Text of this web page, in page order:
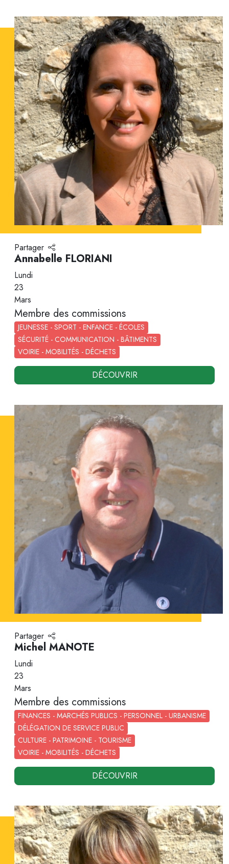
Partager
Annabelle FLORIANI
Lundi
23
Mars
Membre des commissions
JEUNESSE - SPORT - ENFANCE - ÉCOLES
SÉCURITÉ - COMMUNICATION - BÂTIMENTS
VOIRIE - MOBILITÉS - DÉCHETS
DÉCOUVRIR
Partager
Michel MANOTE
Lundi
23
Mars
Membre des commissions
FINANCES - MARCHÉS PUBLICS - PERSONNEL - URBANISME
DÉLÉGATION DE SERVICE PUBLIC
CULTURE - PATRIMOINE - TOURISME
VOIRIE - MOBILITÉS - DÉCHETS
DÉCOUVRIR